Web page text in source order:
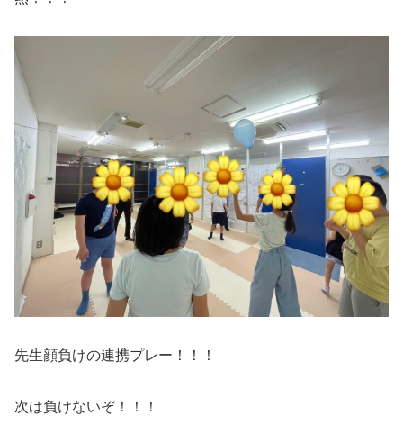
先生顔負けの連携プレー！！！
次は負けないぞ！！！